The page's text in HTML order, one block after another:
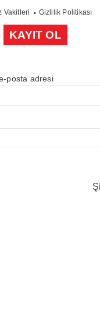
Vakitleri Gizlilik Politikası
KAYIT OL
posta adresi